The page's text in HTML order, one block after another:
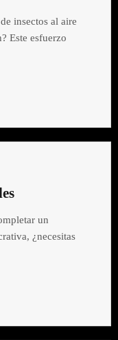
insectos al aire
Este esfuerzo
un
¿necesitas